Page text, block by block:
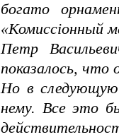
богато
«Комиссiонный
Петр
показалось, что
Но в следующую
нему. Все это